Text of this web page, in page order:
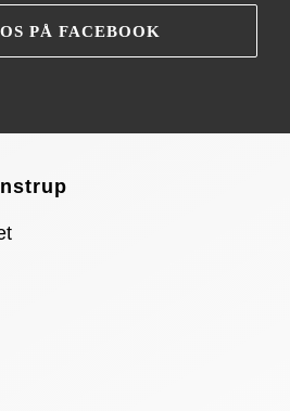
PÅ FACEBOOK